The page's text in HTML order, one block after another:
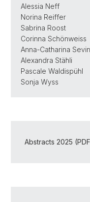
Alessia Neff
Norina Reiffer
Sabrina Roost
Corinna Schönweiss
Anna-Catharina
Alexandra Stähli
Pascale Waldispühl
Sonja Wyss
Abstracts 2025